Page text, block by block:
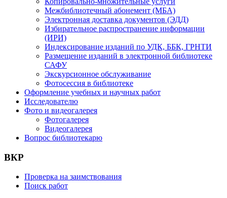
Межбиблиотечный абонемент (МБА)
Электронная доставка документов (ЭДД)
Избирательное распространение информации
(ИРИ)
Индексирование изданий по УДК, ББК, ГРНТИ
Размещение изданий в электронной библиотеке
САФУ
Экскурсионное обслуживание
Фотосессия в библиотеке
Оформление учебных и научных работ
Исследователю
Фото и видеогалерея
Фотогалерея
Видеогалерея
Вопрос библиотекарю
ВКР
Проверка на заимствования
Поиск работ